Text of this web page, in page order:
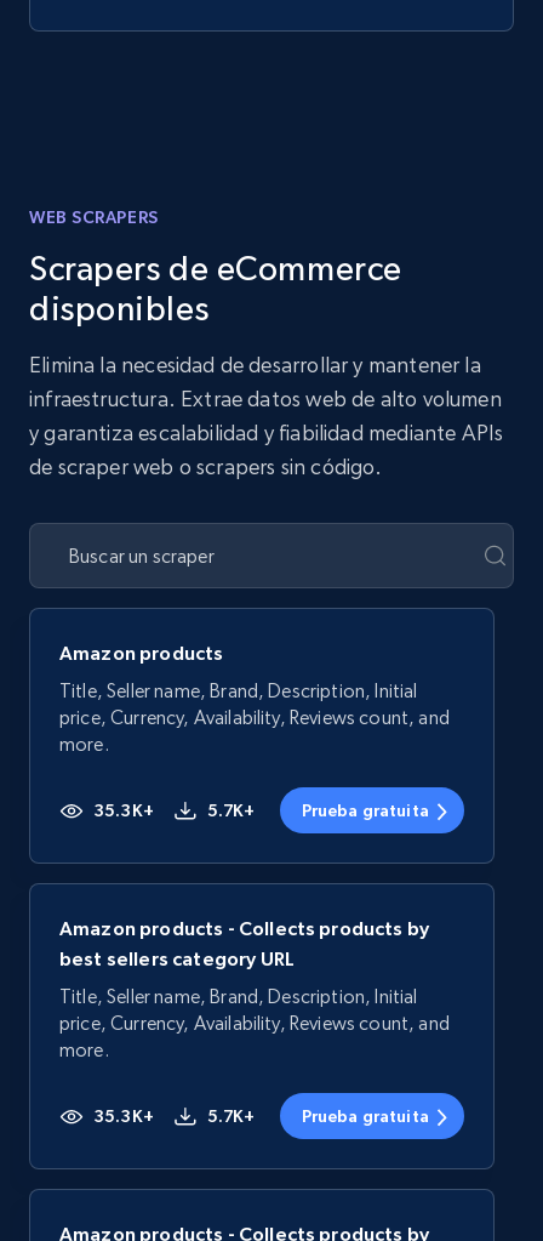
WEB SCRAPERS
Scrapers de eCommerce
disponibles
Elimina la necesidad de desarrollar y mantener la
infraestructura. Extrae datos web de alto volumen
y garantiza escalabilidad y fiabilidad mediante APIs
de scraper web o scrapers sin código.
Amazon products
Title, Seller name, Brand, Description, Initial
price, Currency, Availability, Reviews count, and
more.
35.3K+ 5.7K+ Prueba gratuita
Amazon products - Collects products by
best sellers category URL
Title, Seller name, Brand, Description, Initial
price, Currency, Availability, Reviews count, and
more.
35.3K+ 5.7K+ Prueba gratuita
Amazon products - Collects products by